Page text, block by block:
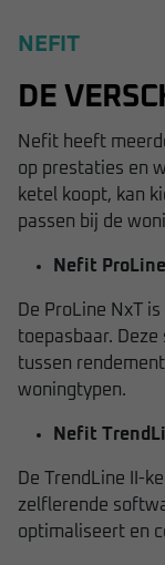
NEFIT
DE
Nefit heeft
op prestaties en
ketel koopt, kan
passen bij de
Nefit
De ProLine NxT
toepasbaar.
tussen
woningtypen.
Nefit
De TrendLine II-
zelflerende
optimaliseert en